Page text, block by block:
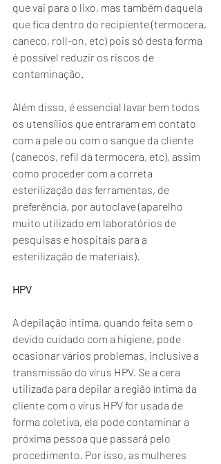
que vai para o lixo, mas também daquela
que fica dentro do recipiente (termocera,
caneco, roll-on, etc) pois só desta forma
é possível reduzir os riscos de
contaminação.
Além disso, é essencial lavar bem todos
os utensílios que entraram em contato
com a pele ou com o sangue da cliente
(canecos, refil da termocera, etc), assim
como proceder com a correta
esterilização das ferramentas, de
preferência, por autoclave (aparelho
muito utilizado em laboratórios de
pesquisas e hospitais para a
esterilização de materiais).
HPV
A depilação íntima, quando feita sem o
devido cuidado com a higiene, pode
ocasionar vários problemas, inclusive a
transmissão do vírus HPV. Se a cera
utilizada para depilar a região íntima da
cliente com o vírus HPV for usada de
forma coletiva, ela pode contaminar a
próxima pessoa que passará pelo
procedimento. Por isso, as mulheres